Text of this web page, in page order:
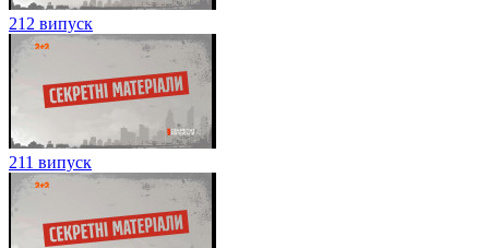
212 випуск
211 випуск